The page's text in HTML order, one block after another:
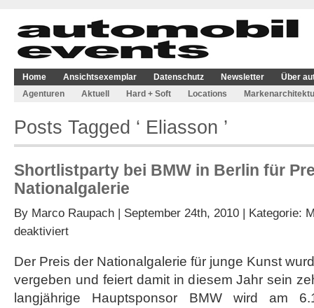
Home Ansichtsexemplar Datenschutz Newsletter
Über
Agenturen
Aktuell Hard + Soft Locations
Posts Tagged ‘ Eliasson ’
Shortlistparty bei BMW in Berlin für
Nationalgalerie
By Marco Raupach | September 24th, 2010 | Kategorie:
deaktiviertfür
BMW
in
für
Der Preis der Nationalgalerie für junge Kunst
vergeben und feiert damit in diesem Jahr sein
langjährige Hauptsponsor BMW wird am